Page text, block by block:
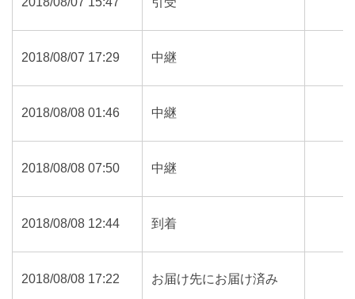
2018/08/07 17:29 中継
2018/08/08 01:46 中継
2018/08/08 07:50 中継
2018/08/08 12:44 到着
2018/08/08 17:22 お届け先にお届け済み